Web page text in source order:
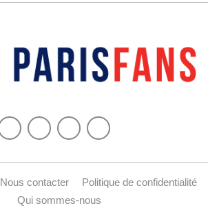
Nous contacter
Politique de confidentialité
Qui sommes-nous